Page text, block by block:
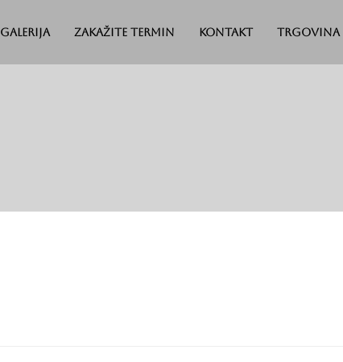
Galerija Zakažite termin Kontakt Trgovina